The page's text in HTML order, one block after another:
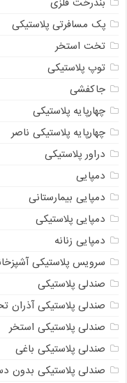
پک مسافرتی پلاستیکی
تخت استخر
توپ پلاستیکی
جاکفشی
چهارپایه پلاستیکی
چهارپایه پلاستیکی ناصر
دراور پلاستیکی
دمپایی
دمپایی بیمارستانی
دمپایی پلاستیکی
دمپایی زنانه
سرویس پلاستیکی
صندلی پلاستیکی
صندلی پلاستیکی آذران
صندلی پلاستیکی استخر
صندلی پلاستیکی باغی
صندلی پلاستیکی بدون